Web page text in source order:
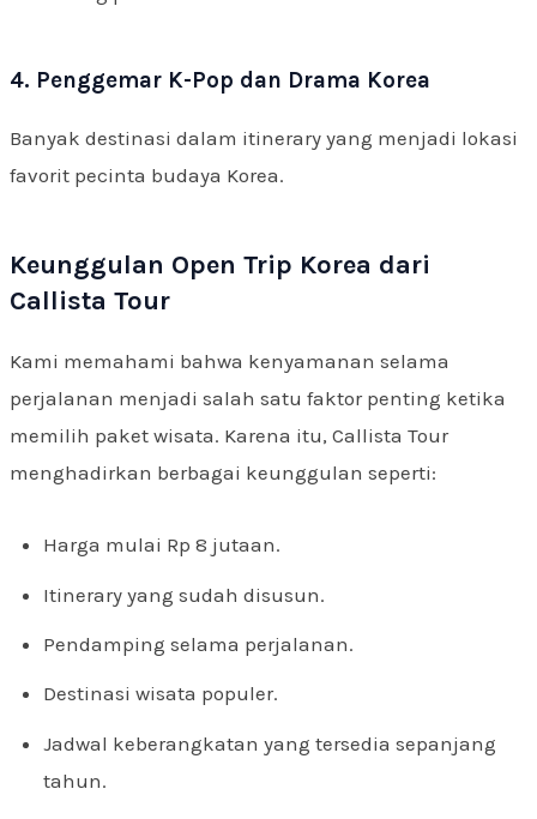
4. Penggemar K-Pop dan Drama Korea
Banyak destinasi dalam itinerary yang menjadi lokasi
favorit pecinta budaya Korea.
Keunggulan Open Trip Korea dari
Callista Tour
Kami memahami bahwa kenyamanan selama
perjalanan menjadi salah satu faktor penting ketika
memilih paket wisata. Karena itu, Callista Tour
menghadirkan berbagai keunggulan seperti:
Harga mulai Rp 8 jutaan.
Itinerary yang sudah disusun.
Pendamping selama perjalanan.
Destinasi wisata populer.
Jadwal keberangkatan yang tersedia sepanjang
tahun.